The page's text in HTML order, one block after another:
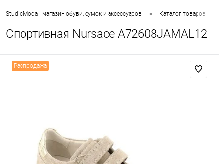
StudioModa - магазин обуви, сумок и аксессуаров • Каталог товаров
Спортивная Nursace A72608JAMAL12
Распродажа